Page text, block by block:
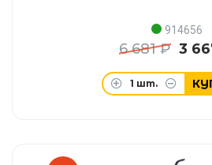
914656
6 681 ₽ 3
1 шт.